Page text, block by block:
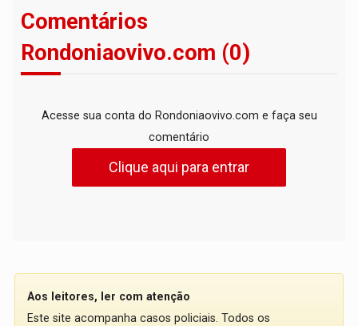
Comentários
Rondoniaovivo.com (0)
Acesse sua conta do Rondoniaovivo.com e faça seu
comentário
Clique aqui para entrar
Aos leitores, ler com atenção
Este site acompanha casos policiais. Todos os